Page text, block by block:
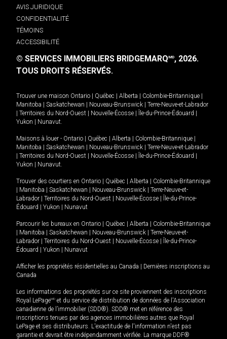
AVIS JURIDIQUE
CONFIDENTIALITÉ
TÉMOINS
ACCESSIBILITÉ
© SERVICES IMMOBILIERS BRIDGEMARQMD, 2026.
TOUS DROITS RÉSERVÉS.
Trouver une maison Ontario Québec Alberta Colombie-Britannique
Manitoba
Saskatchewan Nouveau-Brunswick
Terre-Neuve-et-Labrador
Territoires du Nord-Ouest Nouvelle-Écosse Île-du-Prince-Édouard
Yukon
Nunavut.
Maisons à louer - Ontario Québec Alberta Colombie-Britannique
Manitoba
Saskatchewan Nouveau-Brunswick
Terre-Neuve-et-Labrador
Territoires du Nord-Ouest Nouvelle-Écosse Île-du-Prince-Édouard
Yukon
Nunavut.
Trouver des courtiers en Ontario Québec Alberta
Colombie-Britannique
Manitoba Saskatchewan Nouveau-Brunswick
Terre-Neuve-et-
Labrador
Territoires du Nord-Ouest Nouvelle-Écosse
Île-du-Prince-
Édouard
Yukon Nunavut
Parcourir les bureaux en Ontario Québec Alberta
Colombie-Britannique
Manitoba Saskatchewan Nouveau-Brunswick
Terre-Neuve-et-
Labrador
Territoires du Nord-Ouest Nouvelle-Écosse
Île-du-Prince-
Édouard
Yukon Nunavut
Afficher les propriétés résidentielles au Canada
Dernières inscriptions au
Canada
Les informations des propriétés sur ce site proviennent des inscriptions
Royal LePageMD et du service de distribution de données de l'Association
canadienne de l’immobilier (SDD®). SDD® met en référence des
inscriptions tenues par des agences immobilières autres que Royal
LePage et ses distributeurs. L'exactitude de l'information n'est pas
garantie et devrait être indépendamment vérifiée. La marque DDF®